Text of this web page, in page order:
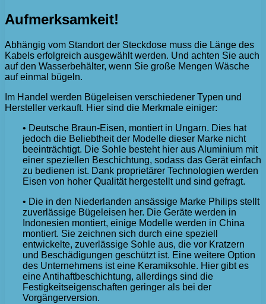
Aufmerksamkeit!
Abhängig vom Standort der Steckdose muss die Länge des
Kabels erfolgreich ausgewählt werden. Und achten Sie auch
auf den Wasserbehälter, wenn Sie große Mengen Wäsche
auf einmal bügeln.
Im Handel werden Bügeleisen verschiedener Typen und
Hersteller verkauft. Hier sind die Merkmale einiger:
• Deutsche Braun-Eisen, montiert in Ungarn. Dies hat
jedoch die Beliebtheit der Modelle dieser Marke nicht
beeinträchtigt. Die Sohle besteht hier aus Aluminium mit
einer speziellen Beschichtung, sodass das Gerät einfach
zu bedienen ist. Dank proprietärer Technologien werden
Eisen von hoher Qualität hergestellt und sind gefragt.
• Die in den Niederlanden ansässige Marke Philips stellt
zuverlässige Bügeleisen her. Die Geräte werden in
Indonesien montiert, einige Modelle werden in China
montiert. Sie zeichnen sich durch eine speziell
entwickelte, zuverlässige Sohle aus, die vor Kratzern
und Beschädigungen geschützt ist. Eine weitere Option
des Unternehmens ist eine Keramiksohle. Hier gibt es
eine Antihaftbeschichtung, allerdings sind die
Festigkeitseigenschaften geringer als bei der
Vorgängerversion.